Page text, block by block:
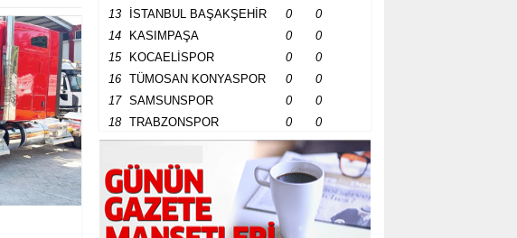
13
İSTANBUL BAŞAKŞEHİR 0
0
14
KASIMPAŞA 0
0
15
KOCAELİSPOR 0
0
16
TÜMOSAN KONYASPOR 0
0
17
SAMSUNSPOR 0
0
18
TRABZONSPOR 0 0